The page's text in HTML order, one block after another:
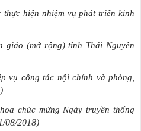
thực hiện nhiệm vụ phát triển kinh
giáo (mở rộng) tỉnh Thái Nguyên
vụ công tác nội chính và phòng,
chúc mừng Ngày truyền thống
08/2018)